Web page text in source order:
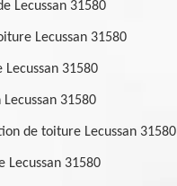
Lecussan 31580
Lecussan 31580
Lecussan 31580
31580
de toiture Lecussan 31580
Lecussan 31580